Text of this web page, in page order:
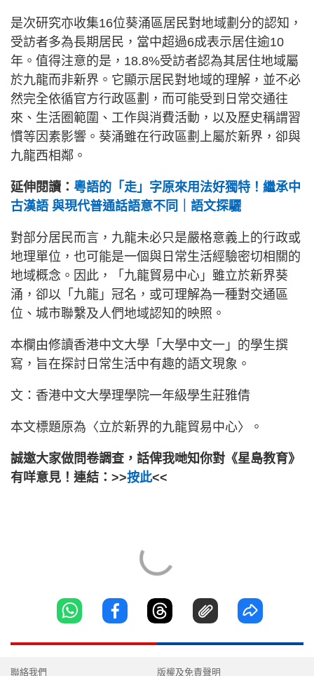
是次研究亦收集16位葵涌區居民對地域劃分的認知，
受訪者多為長期居民，當中超過6成表示居住逾10
年。值得注意的是，18.8%受訪者認為其居住地域屬
於九龍而非新界。它顯示居民對地域的理解，並不必
然完全依循官方行政區劃，而可能受到日常交通往
來、生活圈範圍、工作與消費活動，以及歷史稱謂習
慣等因素影響。葵涌雖在行政區劃上屬於新界，卻與
九龍西相鄰。
延伸閱讀： 粵語的「走」字原來用法好獨特！繼承中
古漢語 與現代普通話語意不同｜語文探驪
對部分居民而言，九龍未必只是嚴格意義上的行政或
地理單位，也可能是一個與日常生活經驗密切相關的
地域概念。因此，「九龍貿易中心」雖立於新界葵
涌，卻以「九龍」冠名，或可理解為一種對交通區
位、城市聯繫及人們地域認知的映照。
本欄由修讀香港中文大學「大學中文一」的學生撰
寫，旨在探討日常生活中有趣的語文現象。
文：香港中文大學理學院一年級學生莊雅倩
本文標題原為〈立於新界的九龍貿易中心〉。
誠邀大家做問卷調查，話俾我哋知你對《星島教育》
有咩意見！連結：>>按此<<
聯絡我們 版權及免責聲明